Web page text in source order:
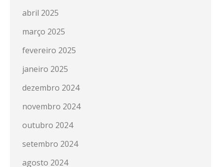
abril 2025
março 2025
fevereiro 2025
janeiro 2025
dezembro 2024
novembro 2024
outubro 2024
setembro 2024
agosto 2024